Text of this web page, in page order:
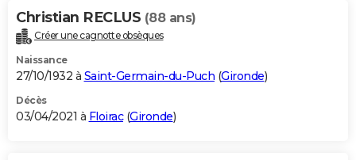
Christian RECLUS (88 ans)
Créer une cagnotte obsèques
Naissance
27/10/1932 à Saint-Germain-du-Puch (Gironde)
Décès
03/04/2021 à Floirac(Gironde)